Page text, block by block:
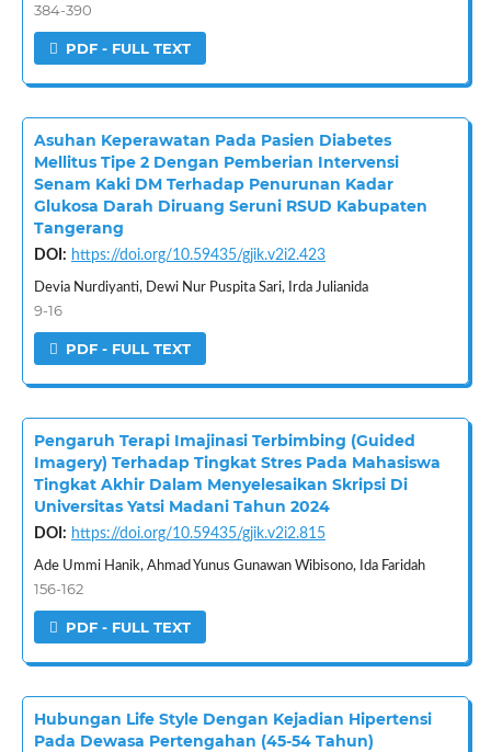
384-390
PDF - FULL TEXT
Asuhan Keperawatan Pada Pasien Diabetes
Mellitus Tipe 2 Dengan Pemberian Intervensi
Senam Kaki DM Terhadap Penurunan Kadar
Glukosa Darah Diruang Seruni RSUD Kabupaten
Tangerang
DOI: https://doi.org/10.59435/gjik.v2i2.423
Devia Nurdiyanti, Dewi Nur Puspita Sari, Irda Julianida
9-16
PDF - FULL TEXT
Pengaruh Terapi Imajinasi Terbimbing (Guided
Imagery) Terhadap Tingkat Stres Pada Mahasiswa
Tingkat Akhir Dalam Menyelesaikan Skripsi Di
Universitas Yatsi Madani Tahun 2024
DOI: https://doi.org/10.59435/gjik.v2i2.815
Ade Ummi Hanik, Ahmad Yunus Gunawan Wibisono, Ida Faridah
156-162
PDF - FULL TEXT
Hubungan Life Style Dengan Kejadian Hipertensi
Pada Dewasa Pertengahan (45-54 Tahun)